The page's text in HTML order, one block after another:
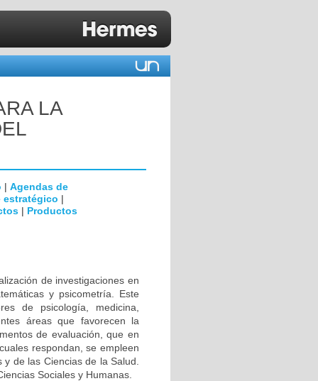
LA
| Agendas de
estratégico |
| Productos
de investigaciones en
y psicometría. Este
de psicología, medicina,
áreas que favorecen la
de evaluación, que en
respondan, se empleen
de las Ciencias de la Salud.
Sociales y Humanas.